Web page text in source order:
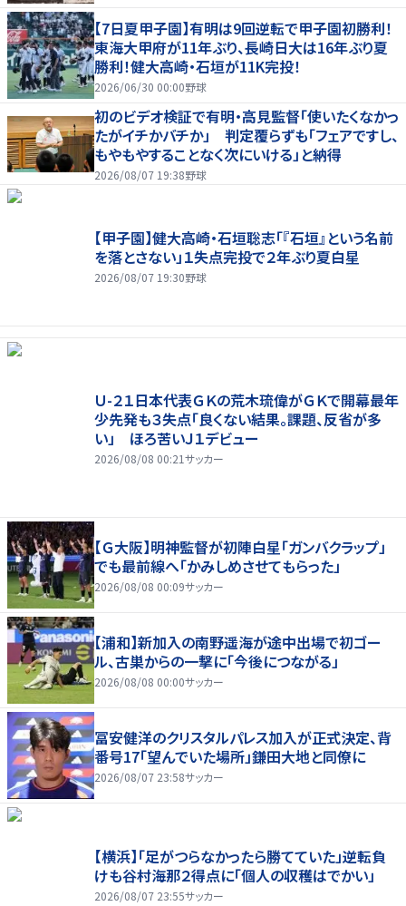
【7日夏甲子園】有明は9回逆転で甲子園初勝利！
東海大甲府が11年ぶり、長崎日大は16年ぶり夏
勝利！健大高崎・石垣が11K完投！
2026/06/30 00:00野球
初のビデオ検証で有明・高見監督「使いたくなかっ
たがイチかバチか」 判定覆らずも「フェアですし、
もやもやすることなく次にいける」と納得
2026/08/07 19:38野球
【甲子園】健大高崎・石垣聡志「『石垣』という名前
を落とさない」１失点完投で２年ぶり夏白星
2026/08/07 19:30野球
Ｕ-２１日本代表ＧＫの荒木琉偉がＧＫで開幕最年
少先発も３失点「良くない結果。課題、反省が多
い」 ほろ苦いＪ１デビュー
2026/08/08 00:21サッカー
【Ｇ大阪】明神監督が初陣白星「ガンバクラップ」
でも最前線へ「かみしめさせてもらった」
2026/08/08 00:09サッカー
【浦和】新加入の南野遥海が途中出場で初ゴー
ル、古巣からの一撃に「今後につながる」
2026/08/08 00:00サッカー
冨安健洋のクリスタルパレス加入が正式決定、背
番号17「望んでいた場所」鎌田大地と同僚に
2026/08/07 23:58サッカー
【横浜】「足がつらなかったら勝てていた」逆転負
けも谷村海那２得点に「個人の収穫はでかい」
2026/08/07 23:55サッカー